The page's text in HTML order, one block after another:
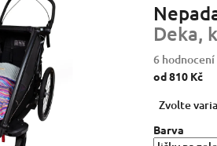
Deka,
Průměrné
hodnocení
je
z
6 hodnocení
od810 Kč
cena:
Zvolte
Barva